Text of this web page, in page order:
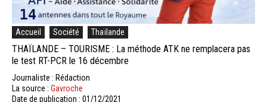
Accueil Société Thaïlande
THAÏLANDE – TOURISME : La méthode ATK ne remplacera pas
le test RT-PCR le 16 décembre
Journaliste : Rédaction
La source : Gavroche
Date de publication : 01/12/2021